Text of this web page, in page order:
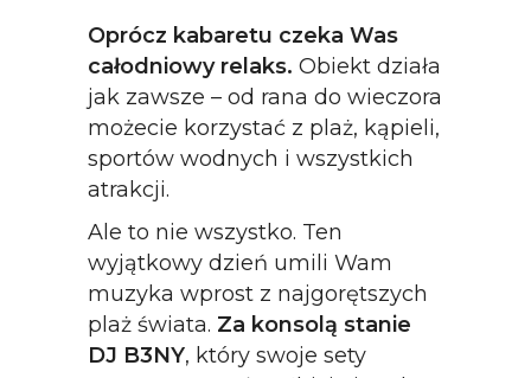
Oprócz kabaretu czeka Was
całodniowy relaks. Obiekt działa
jak zawsze – od rana do wieczora
możecie korzystać z plaż, kąpieli,
sportów wodnych i wszystkich
atrakcji.
Ale to nie wszystko. Ten
wyjątkowy dzień umili Wam
muzyka wprost z najgorętszych
plaż świata. Za konsolą stanie
DJ B3NY, który swoje sety